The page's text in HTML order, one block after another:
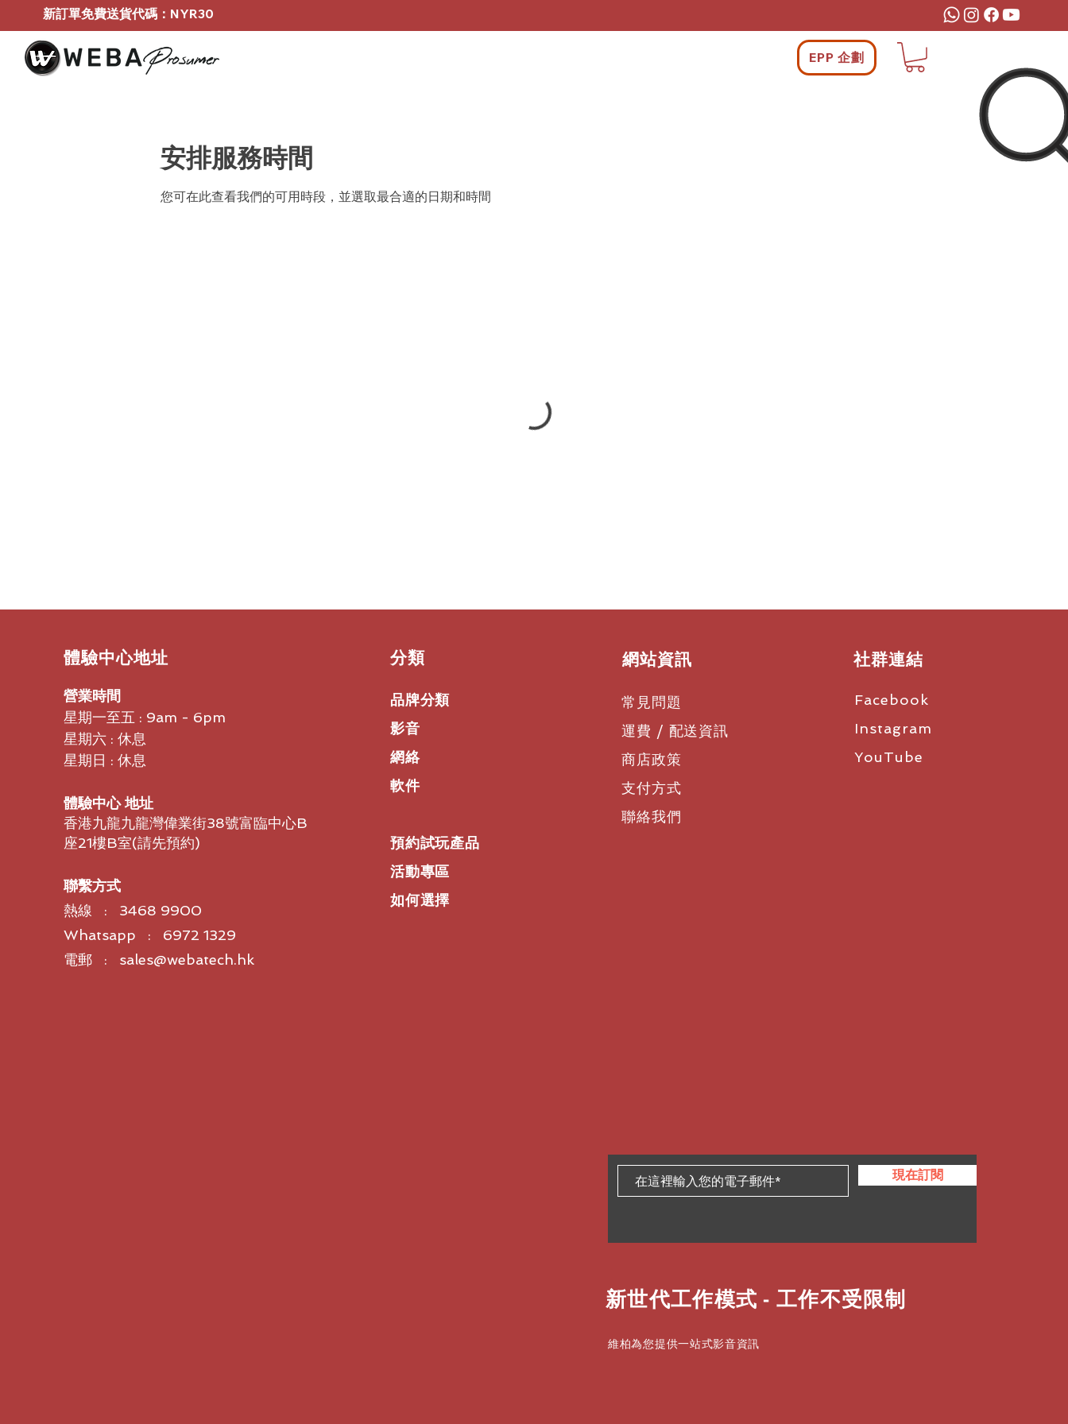
新訂單免費送貨代碼：NYR30
EPP 企劃
安排服務時間
您可在此查看我們的可用時段，並選取最合適的日期和時間
​體驗中心地址
營業時間
星期一至五 : 9am - 6pm
星期六 : 休息
星期日 : 休息
體驗中心 地址
香港九龍九龍灣偉業街38號富臨中心B
座21樓B室​(請先預約)
聯繫方式
熱線 : 3468 9900
Whatsapp : 6972 1329
電郵 : sales@webatech.hk
​分類
品牌分類
影音
網絡
軟件
預約試玩產品
活動專區
如何選擇
​網站資訊
常見問題
運費 / 配送資訊
商店政策
支付方式
聯絡我們
社群連結
Facebook
Instagram
YouTube
現在訂閱
新世代工作模式 - 工作不受限制
維柏為您提供一站式影音資訊